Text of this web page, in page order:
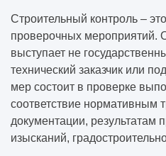
Строительный контроль –
проверочных мероприятий.
выступает не
технический заказчик или
мер состоит в проверке
соответствие нормативным
документации,
изысканий,